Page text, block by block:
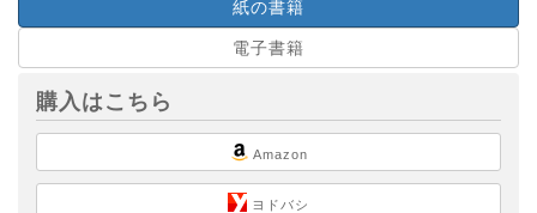
紙の書籍
電子書籍
購入はこちら
Amazon
ヨドバシ